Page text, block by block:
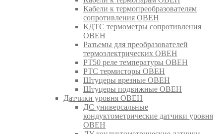
Кабели к термопреобразователям
сопротивления ОВЕН
КДТС термометры сопротивления
ОВЕН
Разъемы для преобразователей
термоэлектрических ОВЕН
РТ50 реле температуры ОВЕН
РТС термисторы ОВЕН
Штуцеры врезные ОВЕН
Штуцеры подвижные ОВЕН
Датчики уровня ОВЕН
ДС универсальные
кондуктометрические датчики уровня
ОВЕН